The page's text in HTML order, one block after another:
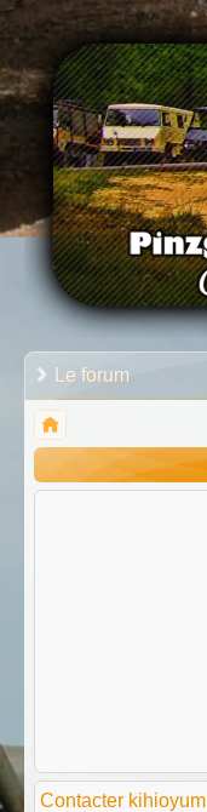
Le forum
Contacter kihioyum